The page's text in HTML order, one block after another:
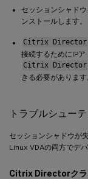
セッションシャドウ
ンストールします。
Citrix Director
接続するためにIPア
Citrix Director
きる必要があります
トラブルシュー
セッションシャドウが
Linux VDAの両方でデバ
Citrix Directorクラ